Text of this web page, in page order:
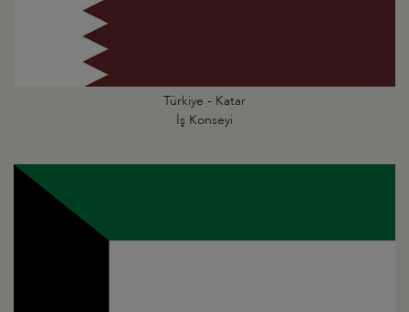
Türkiye - Katar
İş Konseyi